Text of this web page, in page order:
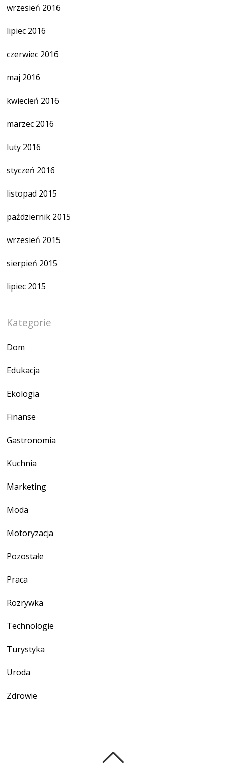
wrzesień 2016
lipiec 2016
czerwiec 2016
maj 2016
kwiecień 2016
marzec 2016
luty 2016
styczeń 2016
listopad 2015
październik 2015
wrzesień 2015
sierpień 2015
lipiec 2015
Kategorie
Dom
Edukacja
Ekologia
Finanse
Gastronomia
Kuchnia
Marketing
Moda
Motoryzacja
Pozostałe
Praca
Rozrywka
Technologie
Turystyka
Uroda
Zdrowie